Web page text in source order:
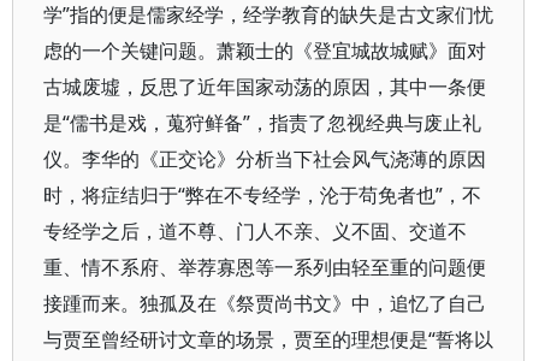
学”指的便是儒家经学，经学教育的缺失是古文家们忧
虑的一个关键问题。萧颖士的《登宜城故城赋》面对
古城废墟，反思了近年国家动荡的原因，其中一条便
是“儒书是戏，蒐狩鲜备”，指责了忽视经典与废止礼
仪。李华的《正交论》分析当下社会风气浇薄的原因
时，将症结归于“弊在不专经学，沦于苟免者也”，不
专经学之后，道不尊、门人不亲、义不固、交道不
重、情不系府、举荐寡恩等一系列由轻至重的问题便
接踵而来。独孤及在《祭贾尚书文》中，追忆了自己
与贾至曾经研讨文章的场景，贾至的理想便是“誓将以